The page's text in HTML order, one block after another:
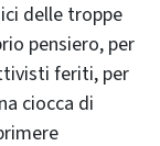
delle troppe
pensiero, per
feriti, per
ciocca di